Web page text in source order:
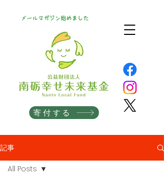
寄付する
メールマガジン始めました
記事
All Posts